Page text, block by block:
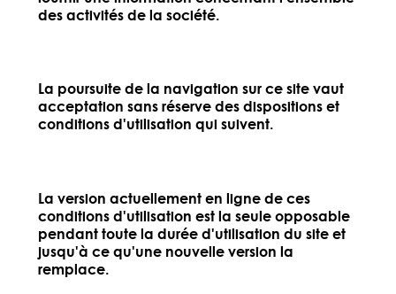
des activités de la société.
La poursuite de la navigation sur ce site vaut
acceptation sans réserve des dispositions et
conditions d'utilisation qui suivent.
La version actuellement en ligne de ces
conditions d'utilisation est la seule opposable
pendant toute la durée d'utilisation du site et
jusqu'à ce qu'une nouvelle version la
remplace.